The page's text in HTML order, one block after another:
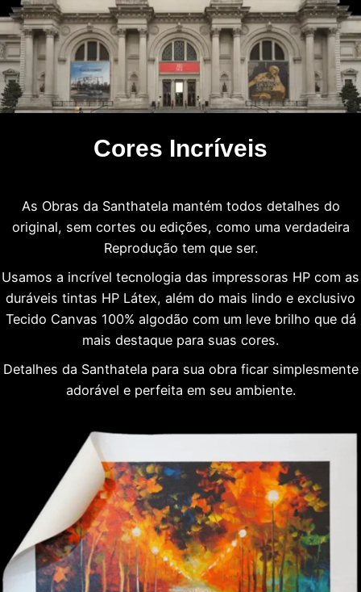
Cores Incríveis
As Obras da Santhatela mantém todos detalhes do
original, sem cortes ou edições, como uma verdadeira
Reprodução tem que ser.
Usamos a incrível tecnologia das impressoras HP com as
duráveis tintas HP Látex, além do mais lindo e exclusivo
Tecido Canvas 100% algodão com um leve brilho que dá
mais destaque para suas cores.
Detalhes da Santhatela para sua obra ficar simplesmente
adorável e perfeita em seu ambiente.